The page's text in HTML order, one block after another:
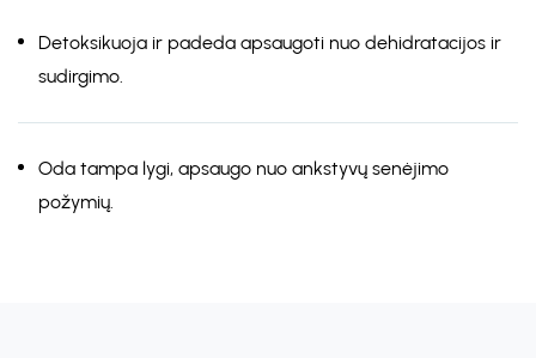
Detoksikuoja ir padeda apsaugoti nuo dehidratacijos ir
sudirgimo.
Oda tampa lygi, apsaugo nuo ankstyvų senėjimo
požymių.